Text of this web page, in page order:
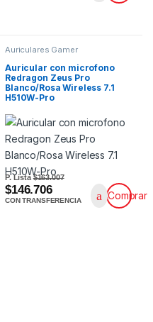
Auriculares Gamer
Auricular con microfono
Redragon Zeus Pro
Blanco/Rosa Wireless 7.1
H510W-Pro
P. Lista$163.007
$146.706
CON TRANSFERENCIA Comprar